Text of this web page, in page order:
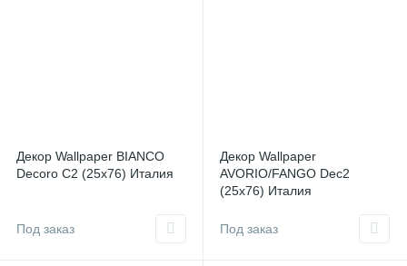
Декор Wallpaper BIANCO
Decoro C2 (25x76) Италия
Под заказ
Декор Wallpaper
AVORIO/FANGO Dec2
(25x76) Италия
Под заказ